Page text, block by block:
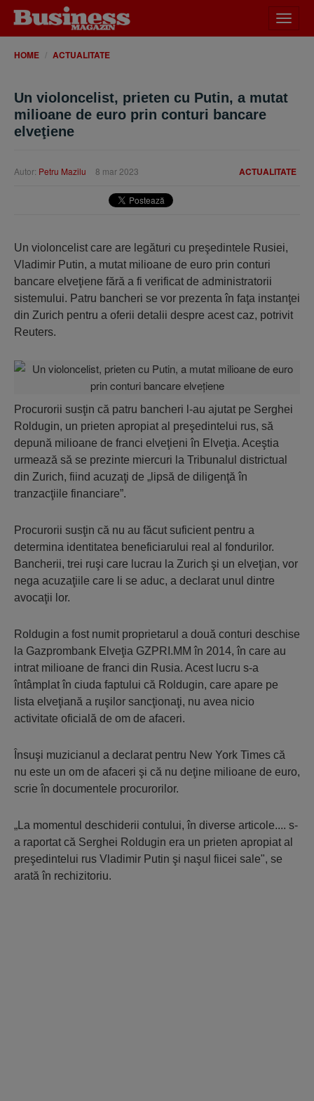
meniu
HOME ACTUALITATE
Un violoncelist, prieten cu Putin, a mutat
milioane de euro prin conturi bancare
elveţiene
ACTUALITATE
Autor: Petru Mazilu 8 mar 2023
Un violoncelist care are legături cu preşedintele Rusiei,
Vladimir Putin, a mutat milioane de euro prin conturi
bancare elveţiene fără a fi verificat de administratorii
sistemului. Patru bancheri se vor prezenta în faţa instanţei
din Zurich pentru a oferii detalii despre acest caz, potrivit
Reuters.
Procurorii susţin că patru bancheri l-au ajutat pe Serghei
Roldugin, un prieten apropiat al preşedintelui rus, să
depună milioane de franci elveţieni în Elveţia. Aceştia
urmează să se prezinte miercuri la Tribunalul districtual
din Zurich, fiind acuzaţi de „lipsă de diligenţă în
tranzacţiile financiare”.
Procurorii susţin că nu au făcut suficient pentru a
determina identitatea beneficiarului real al fondurilor.
Bancherii, trei ruşi care lucrau la Zurich şi un elveţian, vor
nega acuzaţiile care li se aduc, a declarat unul dintre
avocaţii lor.
Roldugin a fost numit proprietarul a două conturi deschise
la Gazprombank Elveţia GZPRI.MM în 2014, în care au
intrat milioane de franci din Rusia. Acest lucru s-a
întâmplat în ciuda faptului că Roldugin, care apare pe
lista elveţiană a ruşilor sancţionaţi, nu avea nicio
activitate oficială de om de afaceri.
Însuşi muzicianul a declarat pentru New York Times că
nu este un om de afaceri şi că nu deţine milioane de euro,
scrie în documentele procurorilor.
„La momentul deschiderii contului, în diverse articole.... s-
a raportat că Serghei Roldugin era un prieten apropiat al
preşedintelui rus Vladimir Putin şi naşul fiicei sale", se
arată în rechizitoriu.